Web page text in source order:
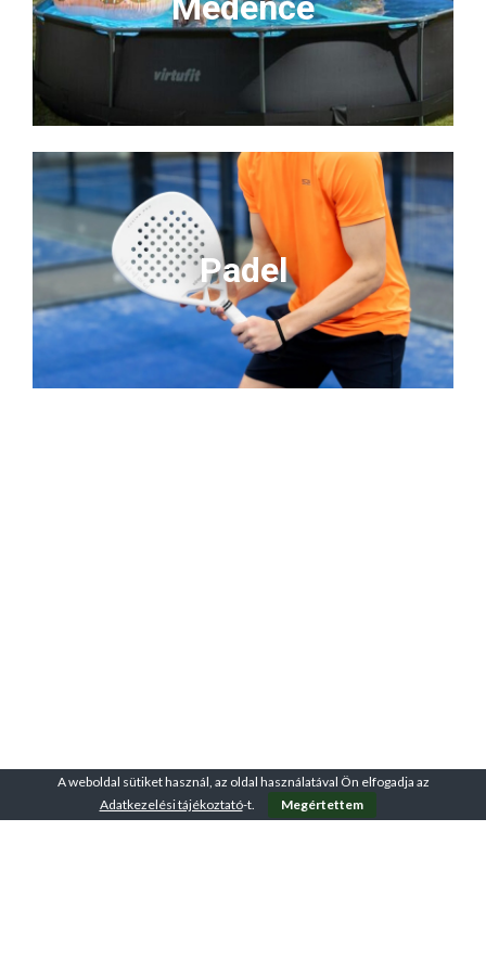
Padel
A weboldal sütiket használ, az oldal használatával Ön elfogadja az
Adatkezelési tájékoztató-t. Megértettem